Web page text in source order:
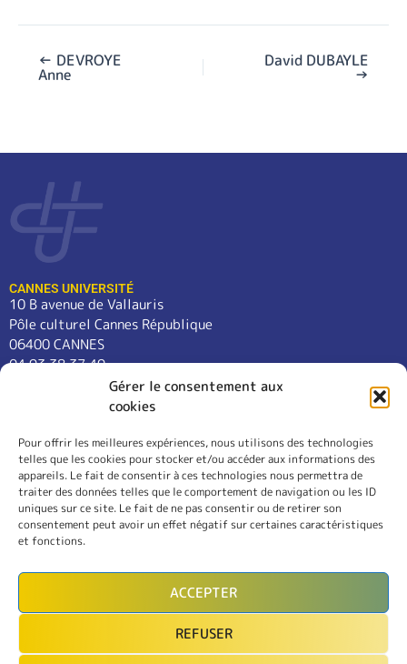
Gérer le consentement aux
cookies
Pour offrir les meilleures expériences, nous utilisons des technologies
telles que les cookies pour stocker et/ou accéder aux informations des
appareils. Le fait de consentir à ces technologies nous permettra de
traiter des données telles que le comportement de navigation ou les ID
uniques sur ce site. Le fait de ne pas consentir ou de retirer son
consentement peut avoir un effet négatif sur certaines caractéristiques
et fonctions.
ACCEPTER
REFUSER
← DEVROYE
Anne
David DUBAYLE
→
CANNES UNIVERSITÉ
10 B avenue de Vallauris
Pôle culturel Cannes République
06400 CANNES
04 93 38 37 49
contact@cannes-universite.fr
COURS
LANGUES
CONFÉRENCES
SORTIES
L’ASSOCIATION
INSCRIPTION